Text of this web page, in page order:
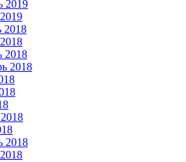
2019
2018
2018
2018
2018